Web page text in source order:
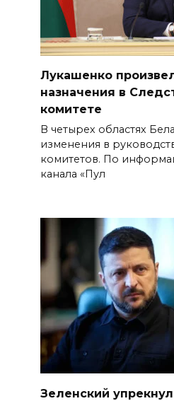
Лукашенко
назначения в
комитете
В четырех областях
изменения в
комитетов. По
канала «Пул
Зеленский